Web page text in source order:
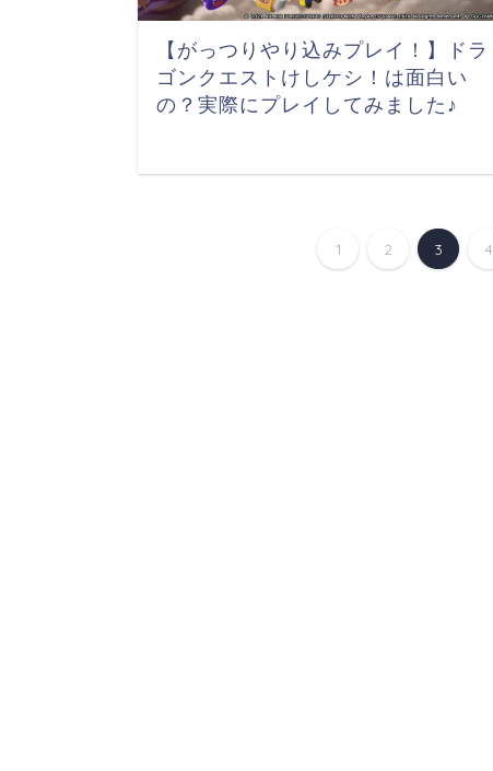
【がっつりやり込みプレイ！】ドラ
ゴンクエストけしケシ！は面白い
の？実際にプレイしてみました♪
1 2 3 4